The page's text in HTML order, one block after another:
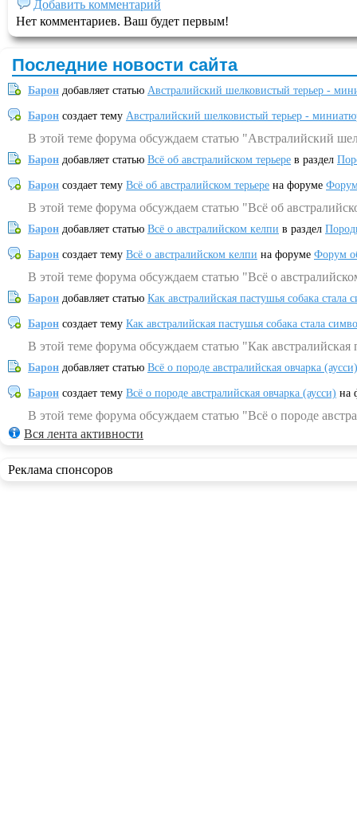
Добавить комментарий
Нет комментариев. Ваш будет первым!
Последние новости сайта
Барон добавляет статью Австралийский шелковистый терьер -
Барон создает тему Австралийский шелковистый терьер -
В этой теме форума обсуждаем статью "Австралийский
Барон добавляет статью Всё об австралийском терьере в раздел
Барон создает тему Всё об австралийском терьере на форуме
В этой теме форума обсуждаем статью "Всё об
Барон добавляет статью Всё о австралийском келпи в раздел
Барон создает тему Всё о австралийском келпи на форуме Форум
В этой теме форума обсуждаем статью "Всё о
Барон добавляет статью Как австралийская пастушья собака
Барон создает тему Как австралийская пастушья собака стала
В этой теме форума обсуждаем статью "Как
Барон добавляет статью Всё о породе австралийская овчарка (аусси)
Барон создает тему Всё о породе австралийская овчарка (аусси) на
В этой теме форума обсуждаем статью "Всё о породе
Вся лента активности
Реклама спонсоров